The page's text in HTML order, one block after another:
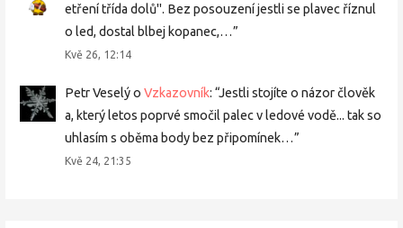
etření třída dolů". Bez posouzení jestli se plavec říznul
o led, dostal blbej kopanec,…”
Kvě 26, 12:14
Petr VeselýoVzkazovník: “Jestli stojíte o názor člověk
a, který letos poprvé smočil palec v ledové vodě... tak so
uhlasím s oběma body bez připomínek…”
Kvě 24, 21:35